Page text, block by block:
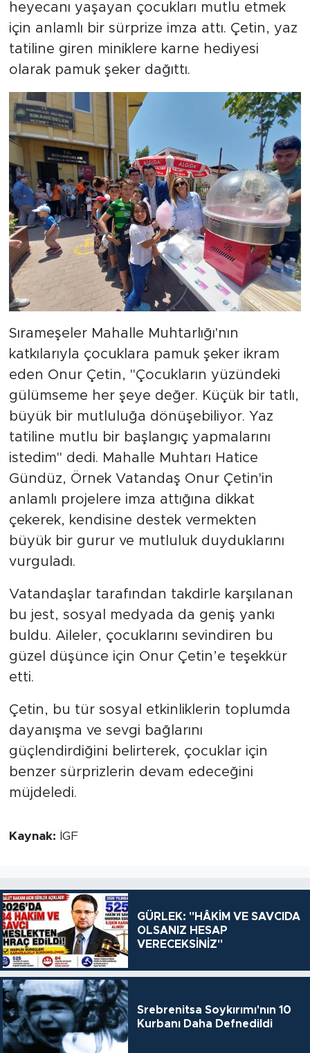
heyecanı yaşayan çocukları mutlu etmek
için anlamlı bir sürprize imza attı. Çetin, yaz
tatiline giren miniklere karne hediyesi
olarak pamuk şeker dağıttı.
Sırameşeler Mahalle Muhtarlığı'nın
katkılarıyla çocuklara pamuk şeker ikram
eden Onur Çetin, "Çocukların yüzündeki
gülümseme her şeye değer. Küçük bir tatlı,
büyük bir mutluluğa dönüşebiliyor. Yaz
tatiline mutlu bir başlangıç yapmalarını
istedim" dedi. Mahalle Muhtarı Hatice
Gündüz, Örnek Vatandaş Onur Çetin'in
anlamlı projelere imza attığına dikkat
çekerek, kendisine destek vermekten
büyük bir gurur ve mutluluk duyduklarını
vurguladı.
Vatandaşlar tarafından takdirle karşılanan
bu jest, sosyal medyada da geniş yankı
buldu. Aileler, çocuklarını sevindiren bu
güzel düşünce için Onur Çetin’e teşekkür
etti.
Çetin, bu tür sosyal etkinliklerin toplumda
dayanışma ve sevgi bağlarını
güçlendirdiğini belirterek, çocuklar için
benzer sürprizlerin devam edeceğini
müjdeledi.
Kaynak: İGF
GÜRLEK: "HÂKİM VE SAVCIDA
OLSANIZ HESAP
VERECEKSİNİZ"
Srebrenitsa Soykırımı'nın 10
Kurbanı Daha Defnedildi